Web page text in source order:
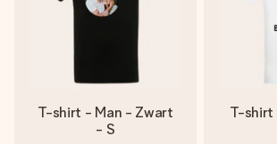
T-shirt - Man - Zwart
- S
T-shirt